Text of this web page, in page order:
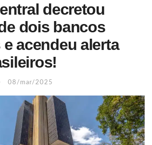
decretou
dois bancos
acendeu alerta
08/mar/2025